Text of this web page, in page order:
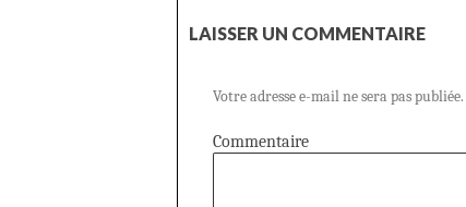
LAISSER UN COMMENTAIRE
Votre adresse e-mail ne sera pas publiée.
Commentaire